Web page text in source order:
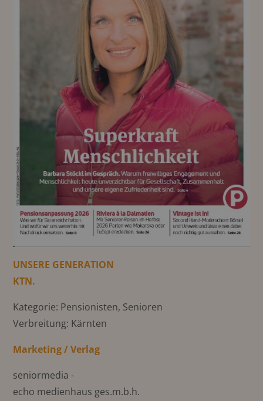
UNSERE GENERATION
KTN.
Kategorie: Pensionisten, Senioren
Verbreitung: Kärnten
Marketing / Verlag
seniormedia -
echo medienhaus ges.m.b.h.